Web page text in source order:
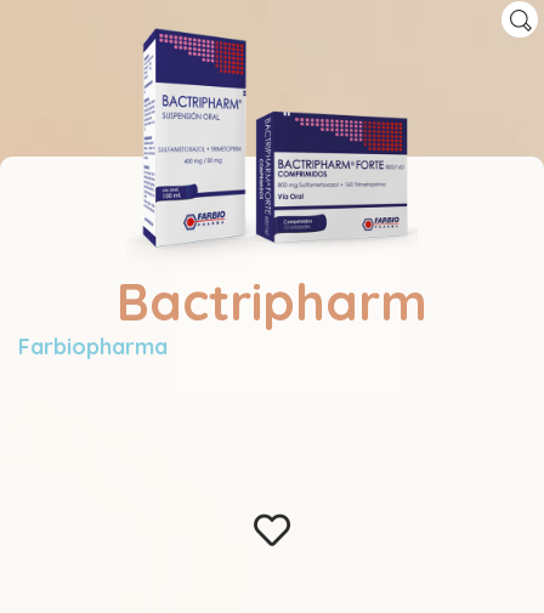
Bactripharm
Farbiopharma